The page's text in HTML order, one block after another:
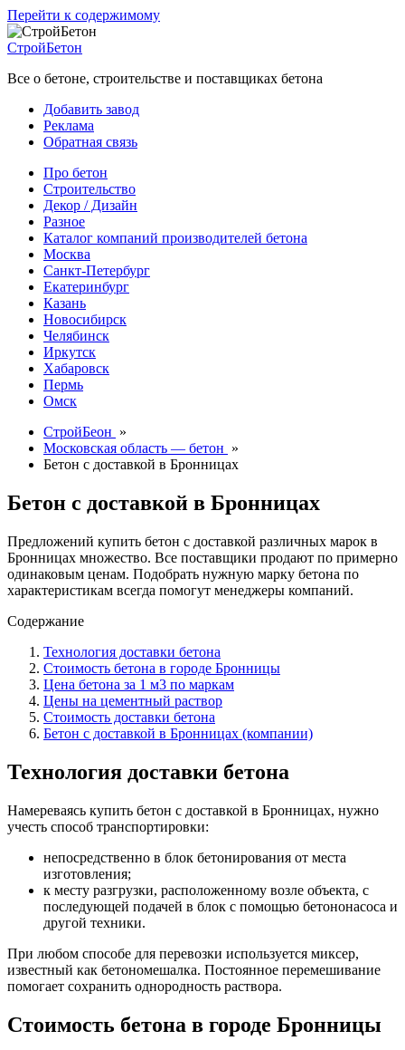
Перейти к содержимому
СтройБетон
Все о бетоне, строительстве и поставщиках бетона
Добавить завод
Реклама
Обратная связь
Про бетон
Строительство
Декор / Дизайн
Разное
Каталог компаний производителей бетона
Москва
Санкт-Петербург
Екатеринбург
Казань
Новосибирск
Челябинск
Иркутск
Хабаровск
Пермь
Омск
СтройБеон »
Московская область — бетон »
Бетон с доставкой в Бронницах
Бетон с доставкой в Бронницах
Предложений купить бетон с доставкой различных марок в
Бронницах множество. Все поставщики продают по примерно
одинаковым ценам. Подобрать нужную марку бетона по
характеристикам всегда помогут менеджеры компаний.
Содержание
Технология доставки бетона
Стоимость бетона в городе Бронницы
Цена бетона за 1 м3 по маркам
Цены на цементный раствор
Стоимость доставки бетона
Бетон с доставкой в Бронницах (компании)
Технология доставки бетона
Намереваясь купить бетон с доставкой в Бронницах, нужно
учесть способ транспортировки:
непосредственно в блок бетонирования от места
изготовления;
к месту разгрузки, расположенному возле объекта, с
последующей подачей в блок с помощью бетононасоса и
другой техники.
При любом способе для перевозки используется миксер,
известный как бетономешалка. Постоянное перемешивание
помогает сохранить однородность раствора.
Стоимость бетона в городе Бронницы